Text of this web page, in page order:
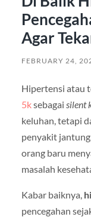
Agar
FEBRUARY 24,
Hipertensi atau
5ksebagai silent
keluhan, tetapi
penyakit
orang baru
masalah
Kabar baiknya,
pencegahan